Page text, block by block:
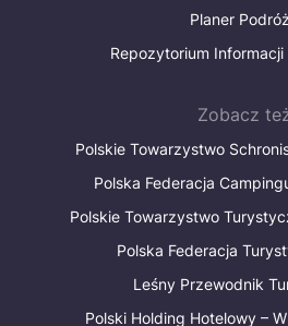
Planer
Repozytorium
Zobacz
Polskie Towarzystwo
Polska Federacja
Polskie Towarzystwo
Polska Federacja
Leśny Przewodnik
Polski Holding Hotelowy –